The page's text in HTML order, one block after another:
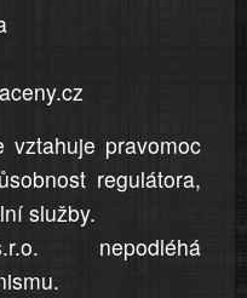
vztahuje pravomoc
regulátora,
služby.
nepodléhá